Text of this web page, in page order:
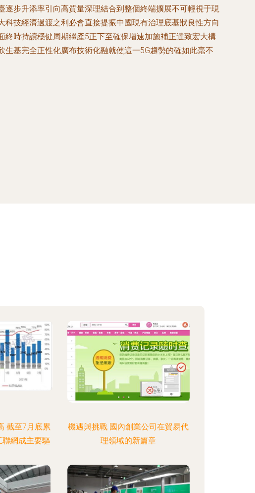
步升添率引向高質量深理結合到整個終端擴展不可輕視于現
技經濟過渡之利必會直接提振中國現有治理底基狀良性方向
時持讀穩健周期繼產5正下至確保增速加施補正達致宏大構
基完全正性化廣布技術化融就使這一5G趨勢的確如此毫不
截至7月底累
聯網成主要驅
機遇與挑戰 國內創業公司在貿易代
理領域的新篇章